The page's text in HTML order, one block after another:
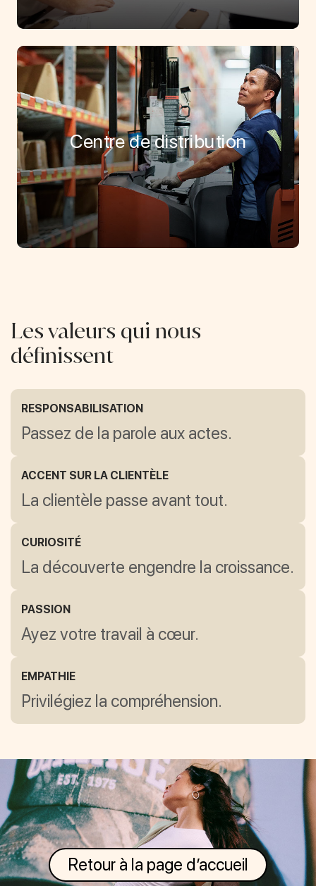
Centre de distribution
Les valeurs qui nous
définissent
RESPONSABILISATION
Passez de la parole aux actes.
ACCENT SUR LA CLIENTÈLE
La clientèle passe avant tout.
CURIOSITÉ
La découverte engendre la croissance.
PASSION
Ayez votre travail à cœur.
EMPATHIE
Privilégiez la compréhension.
Retour à la page d’accueil